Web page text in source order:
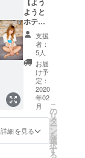
ては、
お受け
出来な
い案件
もござ
いま
す。ご
了承下
さいま
せ。
※2019
年12
月〜
2020年
ただけ
ました
ら幸い
です。
リター
ンは、
エミュ
リボン
の店内
又はHP
のどこ
かしら
に
Support
ようと
ホテ
ル】
コース
ようよ
うとホ
テルで
お食事
を楽し
むプラ
ンで
す！ 下
記、画
像添付
からホ
支援
者：
5人
お届
け予
定：
2020
年02
月
詳細を見る
こ
の
リ
タ
ー
ン
を
選
択
す
る